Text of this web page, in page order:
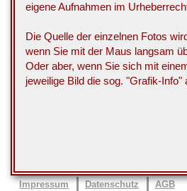
eigene Aufnahmen im
Die Quelle der einzelnen Fotos
wenn Sie mit der Maus langsam
Oder aber, wenn Sie sich mit
jeweilige Bild die sog. "Grafik-Info"
Impressum Datenschutz AGB